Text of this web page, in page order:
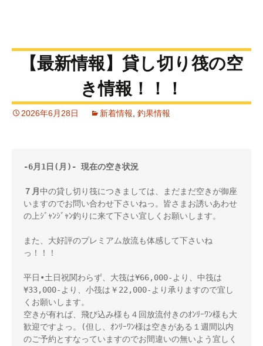
【最新情報】貸し切り筏の空
き情報！！！
2026年6月28日 新着情報, 釣果情報
-6月1日(月)- 現在の空き状況
７ 月 中の貸し切り筏につきましては、まだまだ空きが御座
いますのでお問い合わせ下さいねっ。皆さまお誘いあわせ
の上ｼﾞｬﾝｼﾞｬﾝ釣りに来て下さい宜しくお願いします。
また、大好評のプレミアム放流も体感して下さいね
っ！！！
平日•土日祝関わらず、大筏は¥66,000-より、中筏は
¥33,000-より、小筏は￥22,000-より承りますので宜し
くお願いします。
空きが有れば、飛び込み様も４回放流付きのｵﾝﾘｰﾜﾝ様も大
歓迎ですよっ。(但し、ｵﾝﾘｰﾜﾝ様は空きがある１週間以内
のご予約とすなっていますのでお間違いの無いよう宜しく